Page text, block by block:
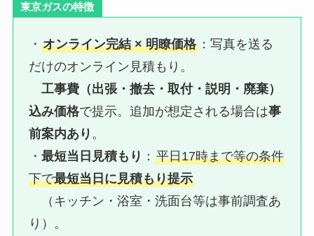
東京ガスの特徴
・オンライン完結 × 明瞭価格 ：写真を送る
だけのオンライン見積もり。
工事費（出張・撤去・取付・説明・廃棄）
込み価格で提示。追加が想定される場合は事
前案内あり 。
・最短当日見積もり ：平日17時まで等の条件
下で最短当日に見積もり提示
（キッチン・浴室・洗面台等は事前調査あ
り）。